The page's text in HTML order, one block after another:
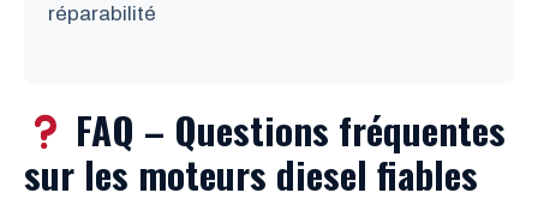
réparabilité
FAQ – Questions fréquentes
sur les moteurs diesel fiables